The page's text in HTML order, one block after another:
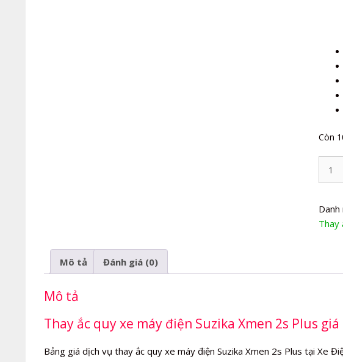
Còn
xe
máy
lượng
Danh
Thay
Mô tả Đánh giá (0)
Mô tả
Thay ắc quy xe máy điện Suzika Xmen 2s Plus
Bảng giá dịch vụ thay ắc quy xe máy điện Suzika Xmen 2s Plus tại Xe